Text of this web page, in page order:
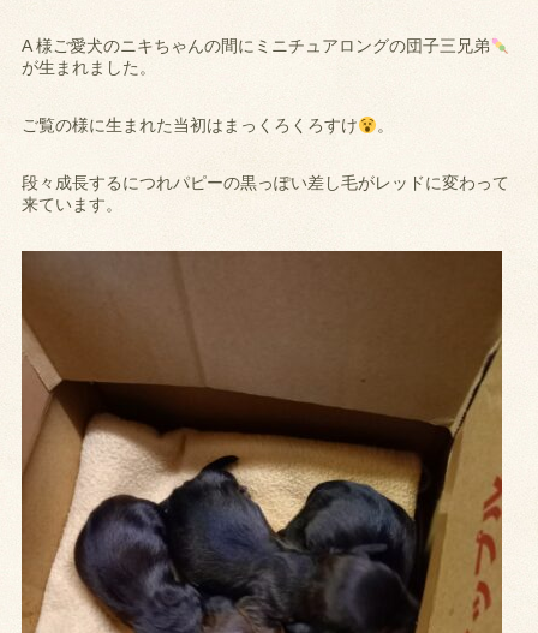
A 様ご愛犬のニキちゃんの間にミニチュアロングの団子三兄弟
が生まれました。
ご覧の様に生まれた当初はまっくろくろすけ 。
段々成長するにつれパピーの黒っぽい差し毛がレッドに変わって
来ています。